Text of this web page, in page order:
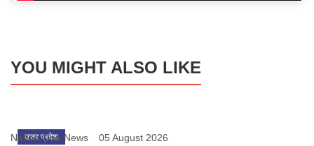
YOU MIGHT ALSO LIKE
उत्तर प्रदेश
Nation One News 05 August 2026